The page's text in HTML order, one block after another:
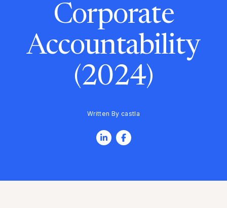
Corporate
Accountability
(2024)
Written By castla